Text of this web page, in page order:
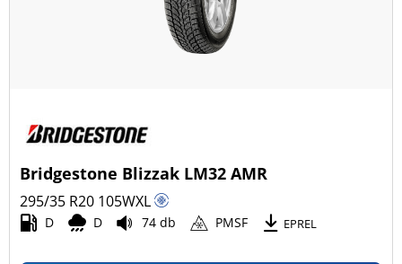
Bridgestone Blizzak LM32 AMR
295/35 R20 105WXL
D D 74 db PMSF EPREL